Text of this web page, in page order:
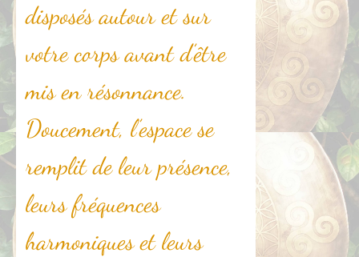
disposés autour et sur
votre corps avant d’être
mis en résonnance.
Doucement, l’espace se
remplit de leur présence,
leurs fréquences
harmoniques et leurs